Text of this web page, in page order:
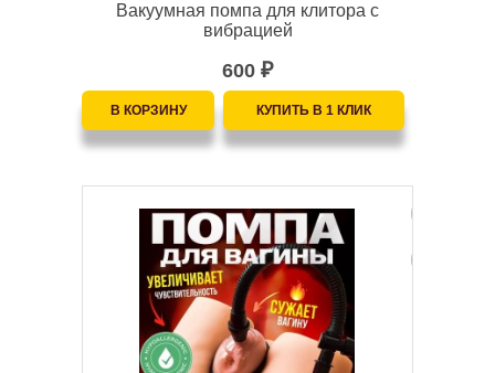
Вакуумная помпа для клитора с
вибрацией
600 ₽